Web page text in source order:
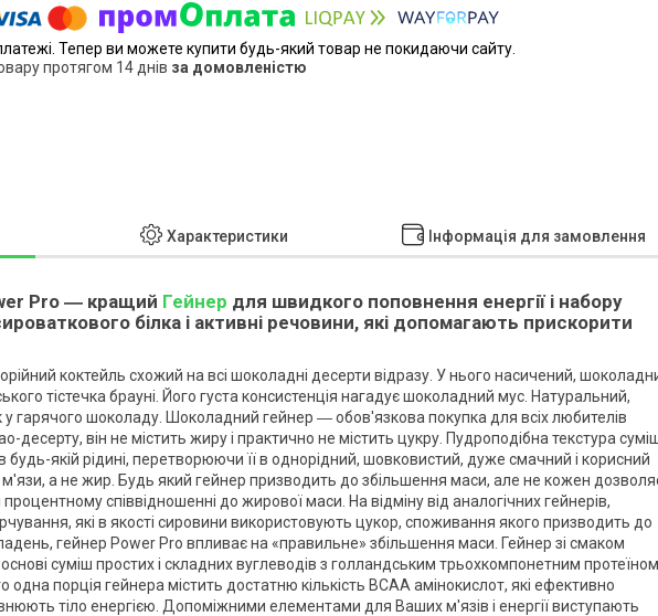
Тепер ви можете купити будь-який товар не покидаючи сайту.
протягом 14 днів за домовленістю
Характеристики Інформація для замовлення
Pro― кращий Гейнер для швидкого поповнення енергії і набору
білка і активні речовини, які допомагають прискорити
коктейль схожий на всі шоколадні десерти відразу. У нього насичений,
тістечка брауні. Його густа консистенція нагадує шоколадний мус. Натуральний,
гарячого шоколаду. Шоколадний гейнер ― обов'язкова покупка для всіх любителів
десерту, він не містить жиру і практично не містить цукру. Пудроподібна текстура
будь-якій рідині, перетворюючи її в однорідний, шовковистий, дуже смачний і корисний
м'язи, а не жир. Будь який гейнер призводить до збільшення маси, але не кожен
співвідношенні до жирової маси. На відміну від аналогічних гейнерів,
які в якості сировини використовують цукор, споживання якого призводить до
гейнер Power Pro впливає на «правильне» збільшення маси. Гейнер зі смаком
суміш простих і складних вуглеводів з голландським трьохкомпонетним протеїном
одна порція гейнера містить достатню кількість ВСАА амінокислот, які ефективно
тіло енергією. Допоміжними елементами для Ваших м'язів і енергії виступають